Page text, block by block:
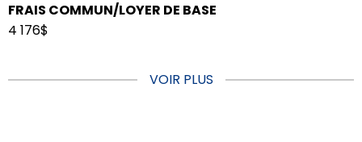
FRAIS COMMUN/LOYER DE BASE
4 176$
VOIR PLUS